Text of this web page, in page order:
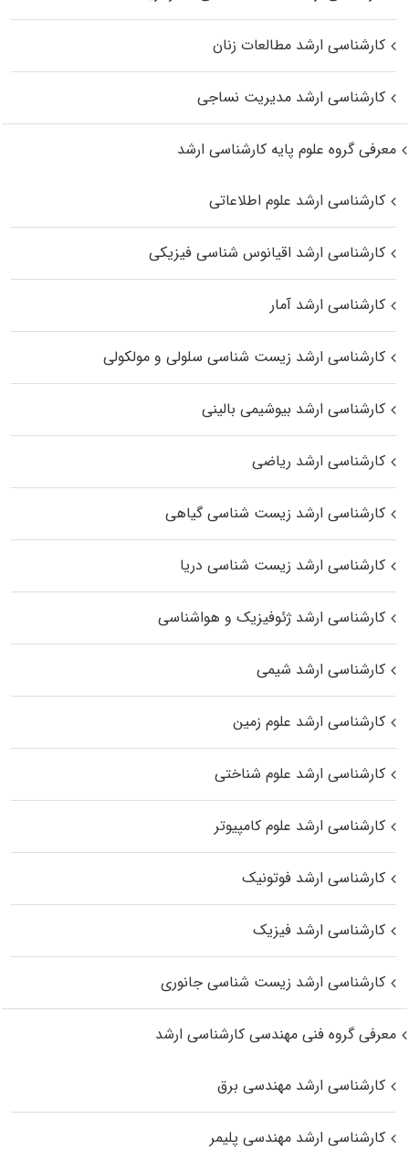
کارشناسی ارشد مطالعات زنان
کارشناسی ارشد مدیریت نساجی
معرفی گروه علوم پایه کارشناسی ارشد
کارشناسی ارشد علوم اطلاعاتی
کارشناسی ارشد اقیانوس‌ شناسی فیزیکی
کارشناسی ارشد آمار
کارشناسی ارشد زیست شناسی سلولی و مولکولی
کارشناسی ارشد بیوشیمی بالینی
کارشناسی ارشد ریاضی
کارشناسی ارشد زیست‌ شناسی گیاهی
کارشناسی ارشد زیست‌ شناسی دریا
کارشناسی ارشد ژئوفیزیک و هواشناسی
کارشناسی ارشد شیمی
کارشناسی ارشد علوم زمین
کارشناسی ارشد علوم شناختی
کارشناسی ارشد علوم کامپیوتر
کارشناسی ارشد فوتونیک
کارشناسی ارشد فیزیک
کارشناسی ارشد زیست‌ شناسی جانوری
معرفی گروه فنی مهندسی کارشناسی ارشد
کارشناسی ارشد مهندسی برق
کارشناسی ارشد مهندسی پلیمر